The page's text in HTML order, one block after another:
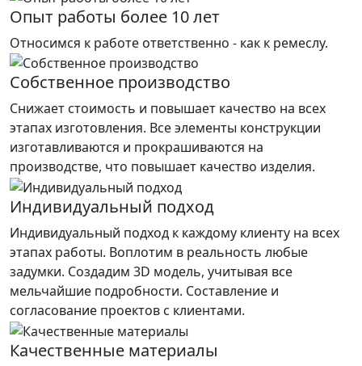
Опыт работы более 10 лет
Относимся к работе ответственно - как к ремеслу.
Собственное производство
Снижает стоимость и повышает качество на всех
этапах изготовления. Все элементы конструкции
изготавливаются и прокрашиваются на
производстве, что повышает качество изделия.
Индивидуальный подход
Индивидуальный подход к каждому клиенту на всех
этапах работы. Воплотим в реальность любые
задумки. Создадим 3D модель, учитывая все
мельчайшие подробности. Составление и
согласование проектов с клиентами.
Качественные материалы